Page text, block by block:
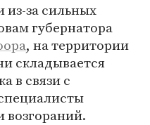
из-за сильных
губернатора
, на территории
складывается
в связи с
возгораний.